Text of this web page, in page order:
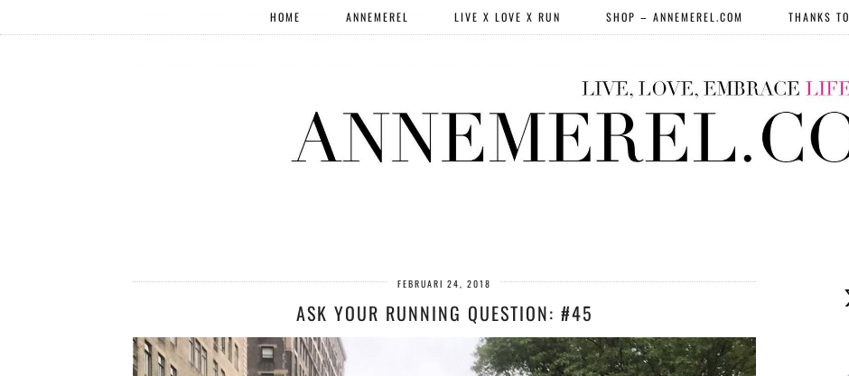
HOME ANNEMEREL LIVE X LOVE X RUN SHOP – ANNEMEREL.COM THANKS TO
FEBRUARI 24, 2018
ASK YOUR RUNNING QUESTION: #45